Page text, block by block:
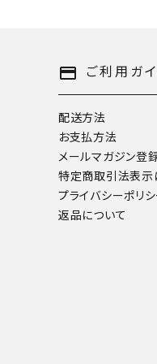
キーワード
カテゴリー
payment ご利用ガ
配送方法
お支払方法
メールマガジン登
特定商取引法表示
プライバシーポリ
返品について